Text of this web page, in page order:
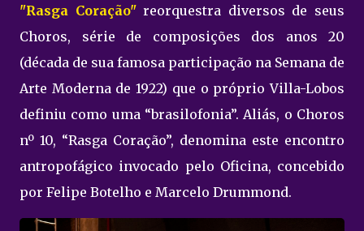
"Rasga Coração"reorquestra diversos de seus
Choros, série de composições dos anos 20
(década de sua famosa participação na Semana de
Arte Moderna de 1922) que o próprio Villa-Lobos
definiu como uma “brasilofonia”. Aliás, o Choros
nº 10, “Rasga Coração”, denomina este encontro
antropofágico invocado pelo Oficina, concebido
por Felipe Botelho e Marcelo Drummond.